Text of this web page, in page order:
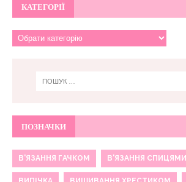
КАТЕГОРІЇ
ПОЗНАЧКИ
В'ЯЗАННЯ ГАЧКОМ В'ЯЗАННЯ СПИЦЯМИ